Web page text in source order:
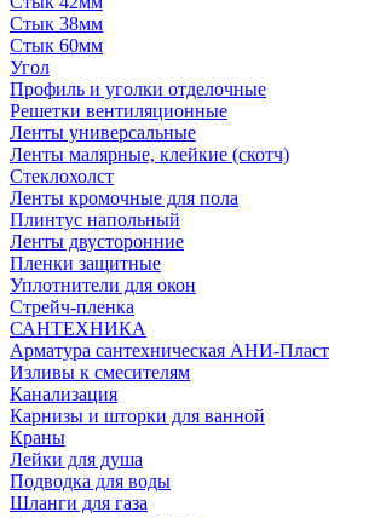
Стык 38мм
Стык 60мм
Угол
Профиль и уголки отделочные
Решетки вентиляционные
Ленты универсальные
Ленты малярные, клейкие (скотч)
Стеклохолст
Ленты кромочные для пола
Плинтус напольный
Ленты двусторонние
Пленки защитные
Уплотнители для окон
Стрейч-пленка
САНТЕХНИКА
Арматура сантехническая АНИ-Пласт
Изливы к смесителям
Канализация
Карнизы и шторки для ванной
Краны
Лейки для душа
Подводка для воды
Шланги для газа